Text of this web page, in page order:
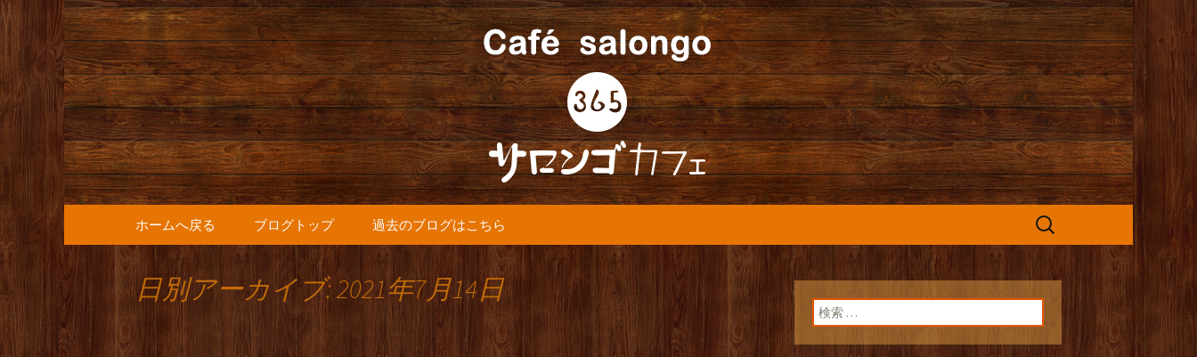
人形町の『365(サロンゴ)カフェ』よりお
知らせ
人形町の音楽カフェ『365カフェ』より最新情報をお届けします。
コンテンツへ移動
ホームへ戻る ブログトップ 過去のブログはこちら
検
日別アーカイブ: 2021年7月14日
検索: